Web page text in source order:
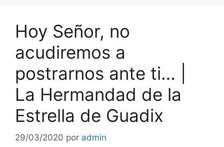
Hoy Señor, no
acudiremos a
postrarnos ante ti… |
La Hermandad de la
Estrella de Guadix
29/03/2020 por admin